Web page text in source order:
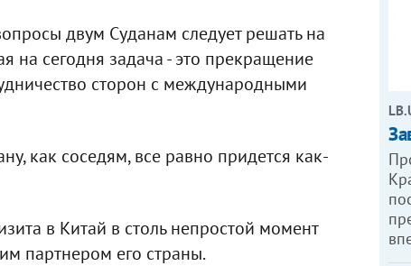
двум Суданам следует решать на
на сегодня задача - это прекращение
сторон с международными
как соседям, все равно придется как-
в Китай в столь непростой момент
партнером его страны.